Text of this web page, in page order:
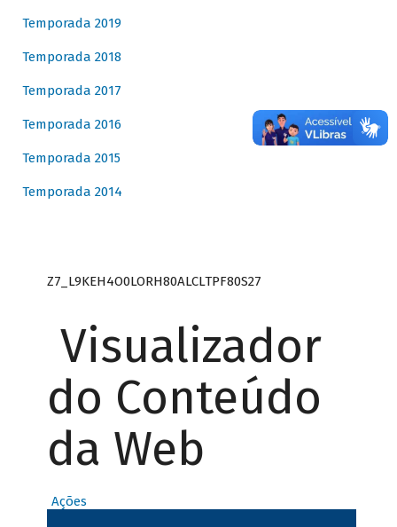
Temporada 2019
Temporada 2018
Temporada 2017
Temporada 2016
Temporada 2015
Temporada 2014
Z7_L9KEH4O0LORH80ALCLTPF80S27
Visualizador
do Conteúdo
da Web
Ações